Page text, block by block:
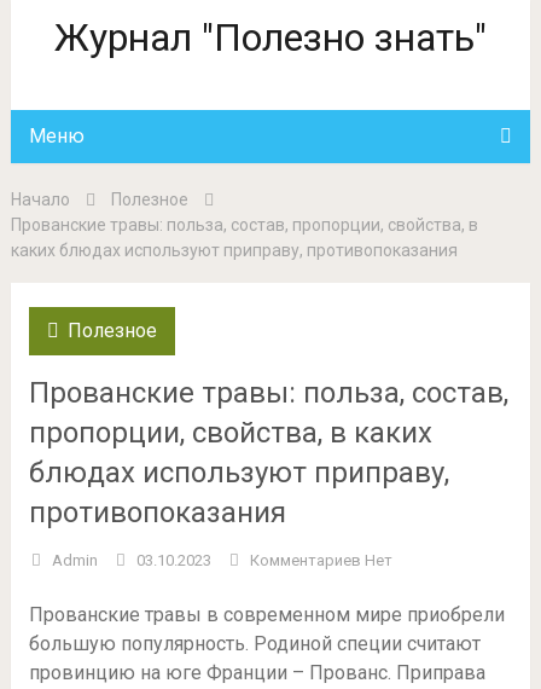
Журнал "Полезно знать"
Меню
Начало
Полезное
Прованские травы: польза, состав, пропорции, свойства, в
каких блюдах используют приправу, противопоказания
Полезное
Прованские травы: польза, состав,
пропорции, свойства, в каких
блюдах используют приправу,
противопоказания
Admin 03.10.2023 Комментариев Нет
Прованские травы в современном мире приобрели
большую популярность. Родиной специи считают
провинцию на юге Франции – Прованс. Приправа